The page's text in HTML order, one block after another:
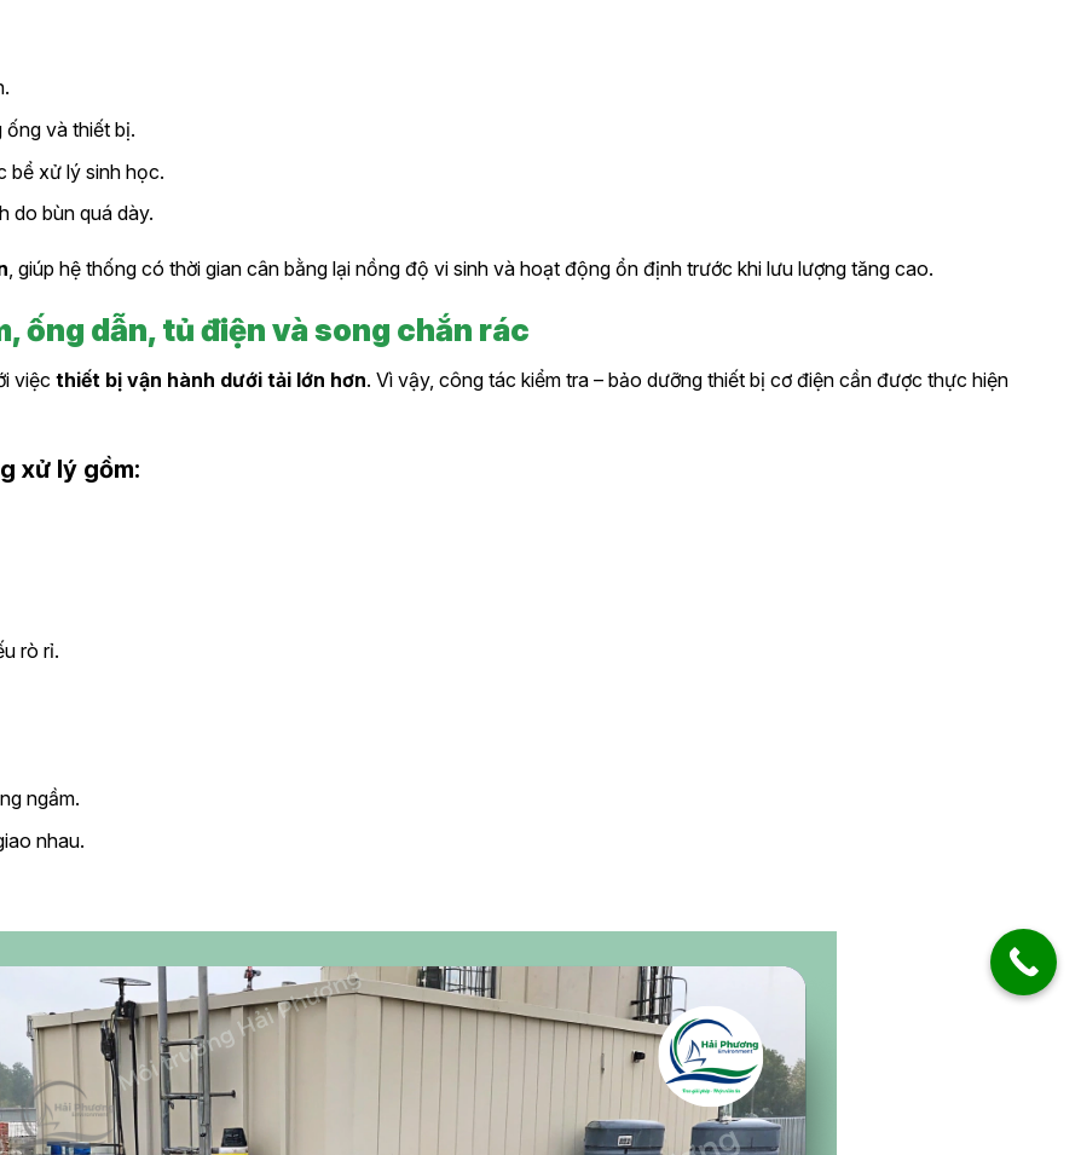
và thiết bị.
bể xử lý sinh học.
do bùn quá dày.
, giúp hệ thống có thời gian cân bằng lại nồng độ vi sinh và hoạt động ổn định trước khi lưu lượng tăng cao.
ống dẫn, tủ điện và song chắn rác
việc thiết bị vận hành dưới tải lớn hơn. Vì vậy, công tác kiểm tra – bảo dưỡng thiết bị cơ điện cần được thực hiện
xử lý gồm:
rò rỉ.
ngầm.
nhau.